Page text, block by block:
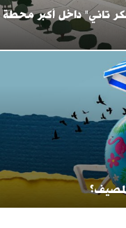
تاني" داخل أكبر محطة